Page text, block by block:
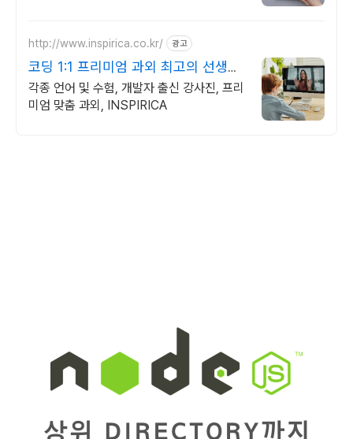
http://www.inspirica.co.kr/ 광고
코딩 1:1 프리미엄 과외 최고의 선생님
들과 함께
각종 언어 및 수험, 개발자 출신 강사진, 프리
미엄 맞춤 과외, INSPIRICA